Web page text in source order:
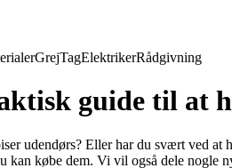
GrejTagElektrikerRådgivning
guide til at
udendørs? Eller har du svært ved
købe dem. Vi vil også dele nogle